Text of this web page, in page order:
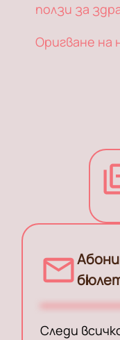
ползи за
Оригване на
Следи